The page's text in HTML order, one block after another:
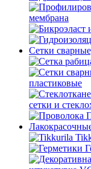
мембрана
Сетки
пластиковые
сетки и